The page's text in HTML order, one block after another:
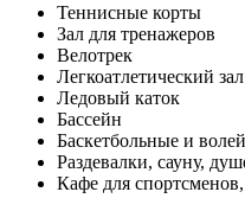
Теннисные корты
Зал для тренажеров
Велотрек
Легкоатлетический зал
Ледовый каток
Бассейн
Баскетбольные и
Раздевалки, сауну,
Кафе для